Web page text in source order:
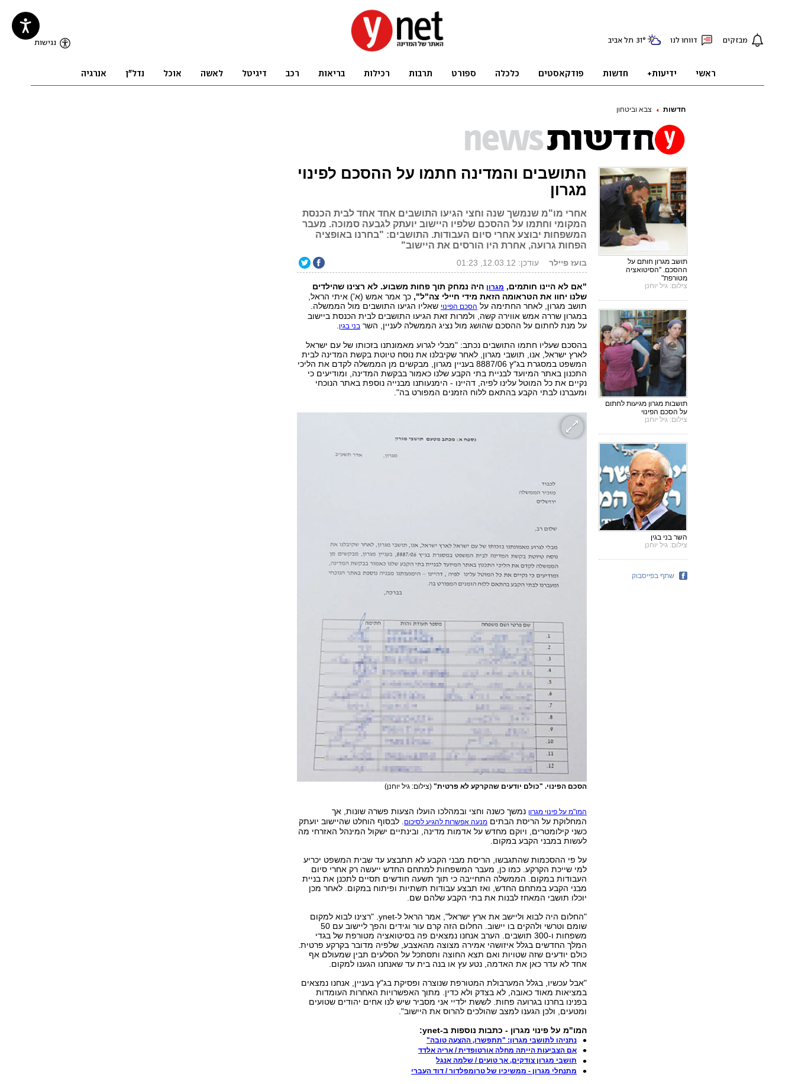
חדשות צבא וביטחון
התושבים והמדינה חתמו על ההסכם לפינוי
מגרון
אחרי מו"מ שנמשך שנה וחצי הגיעו התושבים אחד אחד לבית הכנסת
המקומי וחתמו על ההסכם שלפיו היישוב יועתק לגבעה סמוכה. מעבר
המשפחות יבוצע אחרי סיום העבודות. התושבים: "בחרנו באופציה
הפחות גרועה, אחרת היו הורסים את היישוב"
בועז פיילר עודכן: 12.03.12, 01:23
"אם לא היינו חותמים, מגרון היה נמחק תוך פחות משבוע. לא רצינו שהילדים
שלנו יחוו את הטראומה הזאת מידי חיילי צה"ל", כך אמר אמש (א') איתי הראל,
תושב מגרון, לאחר החתימה על הסכם הפינוי שאליו הגיעו התושבים מול הממשלה.
במגרון שררה אמש אווירה קשה, ולמרות זאת הגיעו התושבים לבית הכנסת ביישוב
על מנת לחתום על ההסכם שהושג מול נציג הממשלה לעניין, השר בני בגין.
בהסכם שעליו חתמו התושבים נכתב: "מבלי לגרוע מאמונתנו בזכותו של עם ישראל
לארץ ישראל, אנו, תושבי מגרון, לאחר שקיבלנו את נוסח טיוטת בקשת המדינה לבית
המשפט במסגרת בג"ץ 8887/06 בעניין מגרון, מבקשים מן הממשלה לקדם את הליכי
התכנון באתר המיועד לבניית בתי הקבע שלנו כאמור בבקשת המדינה, ומודיעים כי
נקיים את כל המוטל עלינו לפיה, דהיינו - הימנעותנו מבנייה נוספת באתר הנוכחי
ומעברנו לבתי הקבע בהתאם ללוח הזמנים המפורט בה".
הסכם הפינוי. "כולם יודעים שהקרקע לא פרטית" (צילום: גיל יוחנן)
המו"מ על פינוי מגרון נמשך כשנה וחצי ובמהלכו הועלו הצעות פשרה שונות, אך
המחלוקת על הריסת הבתים מנעה אפשרות להגיע לסיכום
. לבסוף הוחלט שהיישוב יועתק
כשני קילומטרים, ויוקם מחדש על אדמות מדינה, ובינתיים ישקול המינהל האזרחי מה
לעשות במבני הקבע במקום.
על פי ההסכמות שהתגבשו, הריסת מבני הקבע לא תתבצע עד שבית המשפט יכריע
למי שייכת הקרקע. כמו כן, מעבר המשפחות למתחם החדש ייעשה רק אחרי סיום
העבודות במקום. הממשלה התחייבה כי תוך תשעה חודשים תסיים לתכנן את בניית
מבני הקבע במתחם החדש, ואז תבצע עבודות תשתיות ופיתוח במקום. לאחר מכן
יוכלו תושבי המאחז לבנות את בתי הקבע שלהם שם.
"החלום היה לבוא וליישב את ארץ ישראל", אמר הראל ל-ynet. "רצינו לבוא למקום
שומם וטרשי ולהקים בו יישוב. החלום הזה קרם עור וגידים והפך ליישוב עם 50
משפחות ו-300 תושבים. הערב אנחנו נמצאים פה בסיטואציה מטורפת של בגדי
המלך החדשים בגלל איזושהי אמירה מצוצה מהאצבע, שלפיה מדובר בקרקע פרטית.
כולם יודעים שזה שטויות ואם תצא החוצה ותסתכל על הסלעים תבין שמעולם אף
אחד לא עדר כאן את האדמה, נטע עץ או בנה בית עד שאנחנו הגענו למקום.
"אבל עכשיו, בגלל המערבולת המטורפת שנוצרה ופסיקת בג"ץ בעניין, אנחנו נמצאים
במציאות מאוד כאובה, לא בצדק ולא כדין. מתוך האפשרויות האחרות העומדות
בפנינו בחרנו בגרועה פחות. לששת ילדיי אני מסביר שיש לנו אחים יהודים שטועים
ומטעים, ולכן הגענו למצב שהולכים להרוס את היישוב".
המו"מ על פינוי מגרון - כתבות נוספות ב-ynet:
נתניהו לתושבי מגרון: "תתפשרו, ההצעה טובה"
אם הצביעות הייתה מחלה אורטופדית / אריה אלדד
תושבי מגרון צודקים, אך טועים / שלמה אנגל
מתנחלי מגרון - ממשיכיו של טרומפלדור / דוד העברי
תושב מגרון חותם על
ההסכם. "הסיטואציה
מטורפת"
צילום: גיל יוחנן
תושבות מגרון מגיעות לחתום
על הסכם הפינוי
צילום: גיל יוחנן
השר בני בגין
צילום: גיל יוחנן
שתף בפייסבוק